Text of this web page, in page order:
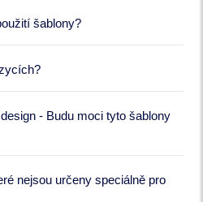
šablony?
- Budu moci tyto šablony
nejsou určeny speciálně pro